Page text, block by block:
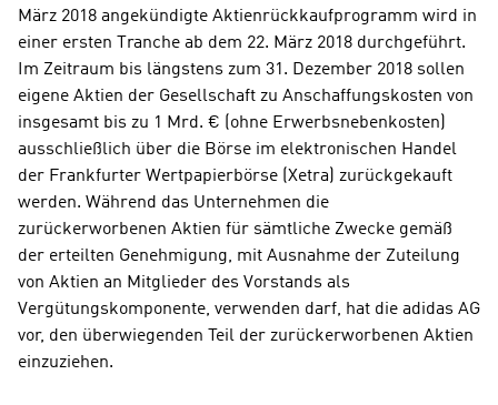
März 2018 angekündigte Aktienrückkaufprogramm wird in
einer ersten Tranche ab dem 22. März 2018 durchgeführt.
Im Zeitraum bis längstens zum 31. Dezember 2018 sollen
eigene Aktien der Gesellschaft zu Anschaffungskosten von
insgesamt bis zu 1 Mrd. € (ohne Erwerbsnebenkosten)
ausschließlich über die Börse im elektronischen Handel
der Frankfurter Wertpapierbörse (Xetra) zurückgekauft
werden. Während das Unternehmen die
zurückerworbenen Aktien für sämtliche Zwecke gemäß
der erteilten Genehmigung, mit Ausnahme der Zuteilung
von Aktien an Mitglieder des Vorstands als
Vergütungskomponente, verwenden darf, hat die adidas AG
vor, den überwiegenden Teil der zurückerworbenen Aktien
einzuziehen.